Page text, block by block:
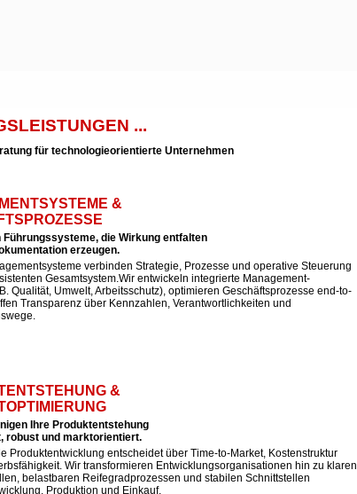
...
für technologieorientierte Unternehmen
&
Führungssysteme, die Wirkung entfalten
erzeugen.
verbinden Strategie, Prozesse und operative Steuerung
Gesamtsystem.Wir entwickeln integrierte Management-
Qualität, Umwelt, Arbeitsschutz), optimieren Geschäftsprozesse end-to-
Transparenz über Kennzahlen, Verantwortlichkeiten und
&
Ihre Produktentstehung
robust und marktorientiert.
Produktentwicklung entscheidet über Time-to-Market, Kostenstruktur
Wir transformieren Entwicklungsorganisationen hin zu klaren
belastbaren Reifegradprozessen und stabilen Schnittstellen
Produktion und Einkauf.